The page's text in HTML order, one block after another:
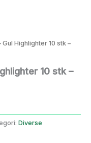
Highlighter 10 stk –
10 stk –
Diverse